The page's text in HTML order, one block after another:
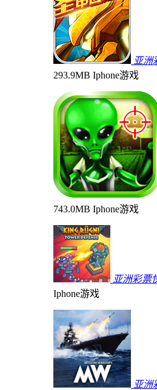
亚洲
293.9MB Iphone游戏
743.0MB Iphone游戏
亚洲彩票
Iphone游戏
亚洲